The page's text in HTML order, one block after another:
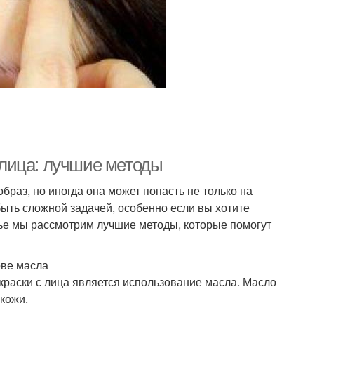
лица: лучшие методы
но иногда она может попасть не только на
сложной задачей, особенно если вы хотите
мы рассмотрим лучшие методы, которые помогут
масла
с лица является использование масла. Масло